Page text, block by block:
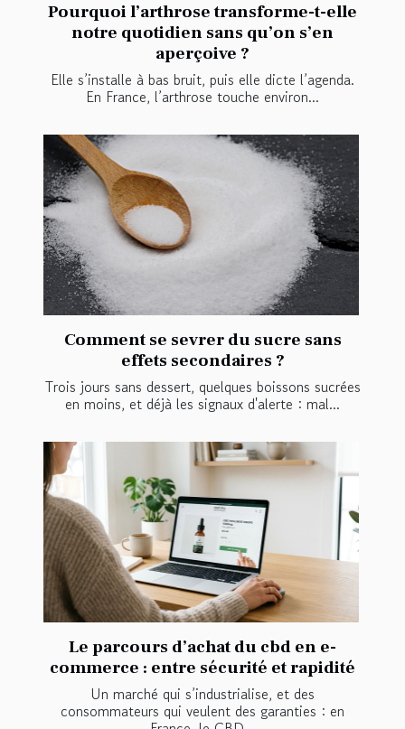
Pourquoi l’arthrose transforme-t-elle
notre quotidien sans qu’on s’en
aperçoive ?
Elle s’installe à bas bruit, puis elle dicte l’agenda.
En France, l’arthrose touche environ...
Comment se sevrer du sucre sans
effets secondaires ?
Trois jours sans dessert, quelques boissons sucrées
en moins, et déjà les signaux d'alerte : mal...
Le parcours d’achat du cbd en e-
commerce : entre sécurité et rapidité
Un marché qui s’industrialise, et des
consommateurs qui veulent des garanties : en